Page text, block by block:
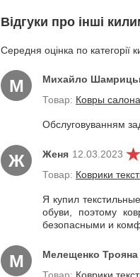
Відгуки про інші
Середня оцінка по категорії
М Михайло
Товар: Ковры
Обслуговуванням
Ж Женя 12.03.2023
Товар: Коврики
Я купил
обуви, поэтому
безопасными и
М Мелещенко Трояна